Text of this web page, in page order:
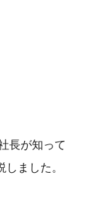
長が知って
ました。